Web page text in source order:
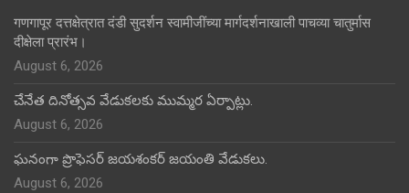
गणगापूर दत्तक्षेत्रात दंडी सुदर्शन स्वामीजींच्या मार्गदर्शनाखाली पाचव्या चातुर्मास
दीक्षेला प्रारंभ।
August 6, 2026
చేనేత దినోత్సవ వేడుకలకు ముమ్మర ఏర్పాట్లు.
August 6, 2026
ఘనంగా ప్రొఫెసర్ జయశంకర్ జయంతి వేడుకలు.
August 6, 2026